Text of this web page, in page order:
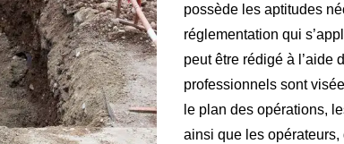
possède les aptitudes
réglementation qui
peut être rédigé à l’aide
professionnels sont
le plan des opérations,
ainsi que les opérateurs,